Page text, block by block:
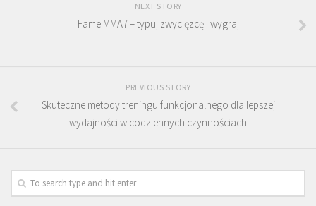
NEXT STORY
Fame MMA7 – typuj zwycięzcę i wygraj
PREVIOUS STORY
Skuteczne metody treningu funkcjonalnego dla lepszej
wydajności w codziennych czynnościach